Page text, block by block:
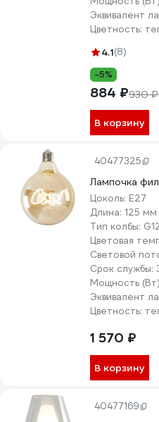
Эквивалент
Цветность:
4.1(8)
-5%
884 ₽930 ₽
В корзину
40477325
Лампочка
Цоколь: E27
Длина: 125 мм
Тип колбы:
Цветовая
Световой
Срок службы:
Мощность
Эквивалент
Цветность:
1 570 ₽
В корзину
40477169